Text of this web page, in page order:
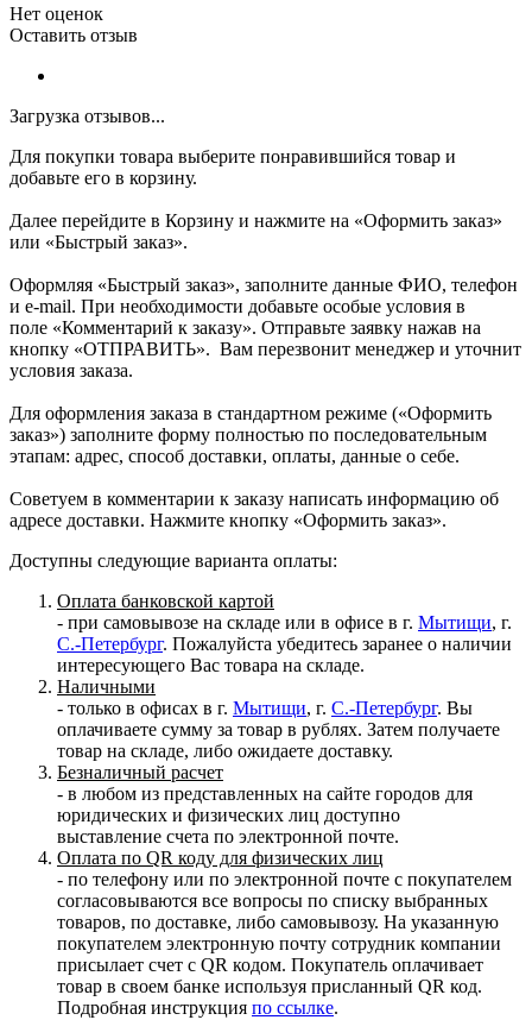
Нет оценок
Оставить отзыв
Загрузка отзывов...
Для покупки товара выберите понравившийся товар и
добавьте его в корзину.
Далее перейдите в Корзину и нажмите на «Оформить заказ»
или «Быстрый заказ».
Оформляя «Быстрый заказ», заполните данные ФИО, телефон
и e-mail. При необходимости добавьте особые условия в
поле «Комментарий к заказу». Отправьте заявку нажав на
кнопку «ОТПРАВИТЬ». Вам перезвонит менеджер и уточнит
условия заказа.
Для оформления заказа в стандартном режиме («Оформить
заказ») заполните форму полностью по последовательным
этапам: адрес, способ доставки, оплаты, данные о себе.
Советуем в комментарии к заказу написать информацию об
адресе доставки. Нажмите кнопку «Оформить заказ».
Доступны следующие варианта оплаты:
Оплата банковской картой
- при самовывозе на складе или в офисе в г. Мытищи, г.
С.-Петербург. Пожалуйста убедитесь заранее о наличии
интересующего Вас товара на складе.
Наличными
- только в офисах в г. Мытищи, г. С.-Петербург. Вы
оплачиваете сумму за товар в рублях. Затем получаете
товар на складе, либо ожидаете доставку.
Безналичный расчет
- в любом из представленных на сайте городов для
юридических и физических лиц доступно
выставление счета по электронной почте.
Оплата по QR коду для физических лиц
- по телефону или по электронной почте с покупателем
согласовываются все вопросы по списку выбранных
товаров, по доставке, либо самовывозу. На указанную
покупателем электронную почту сотрудник компании
присылает счет с QR кодом. Покупатель оплачивает
товар в своем банке используя присланный QR код.
Подробная инструкция по ссылке.